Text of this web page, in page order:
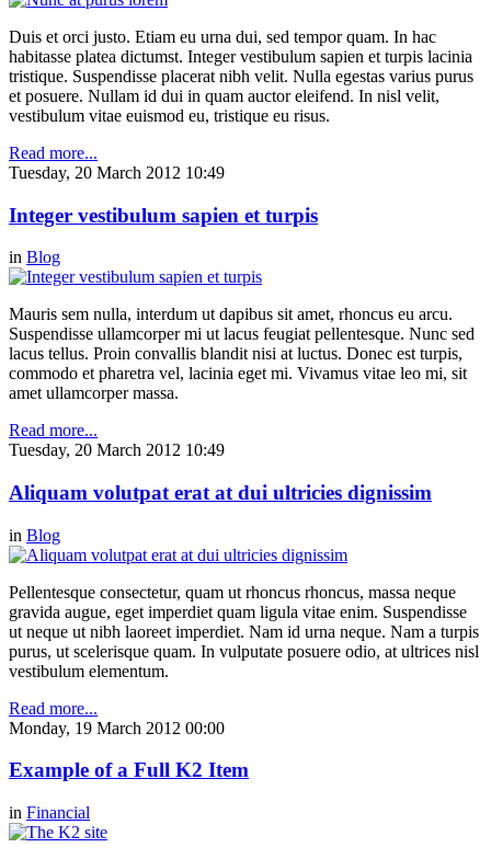
Duis et orci justo. Etiam eu urna dui, sed tempor quam. In hac
habitasse platea dictumst. Integer vestibulum sapien et turpis lacinia
tristique. Suspendisse placerat nibh velit. Nulla egestas varius purus
et posuere. Nullam id dui in quam auctor eleifend. In nisl velit,
vestibulum vitae euismod eu, tristique eu risus.
Read more...
Tuesday, 20 March 2012 10:49
Integer vestibulum sapien et turpis
in Blog
Mauris sem nulla, interdum ut dapibus sit amet, rhoncus eu arcu.
Suspendisse ullamcorper mi ut lacus feugiat pellentesque. Nunc sed
lacus tellus. Proin convallis blandit nisi at luctus. Donec est turpis,
commodo et pharetra vel, lacinia eget mi. Vivamus vitae leo mi, sit
amet ullamcorper massa.
Read more...
Tuesday, 20 March 2012 10:49
Aliquam volutpat erat at dui ultricies dignissim
in Blog
Pellentesque consectetur, quam ut rhoncus rhoncus, massa neque
gravida augue, eget imperdiet quam ligula vitae enim. Suspendisse
ut neque ut nibh laoreet imperdiet. Nam id urna neque. Nam a turpis
purus, ut scelerisque quam. In vulputate posuere odio, at ultrices nisl
vestibulum elementum.
Read more...
Monday, 19 March 2012 00:00
Example of a Full K2 Item
in Financial